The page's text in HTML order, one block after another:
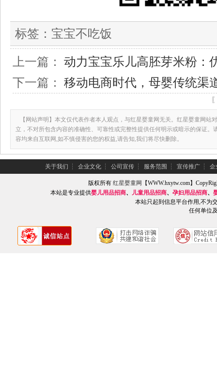
标签： 宝宝不吃饭
上一篇： 动力宝宝乐儿高胚芽米粉：
下一篇： 移动电商时代，母婴传统渠
【网站声明】本文仅代表作者本人观点，与红星婴童网无关。红星婴童网站
立，不对所包含内容的准确性、可靠性或完整性提供任何明示或暗示的保证。
容均来自互联网,如不慎侵害的您的权益,请告知,我们将尽快删除。
关于我们 ┆ 企业文化 ┆ 公司宣传 ┆ 服务范围 ┆ 宣传推广 ┆ 企
版权所有红星婴童网
【WWW.hxytw.com】
本站是专业提供婴儿用品招商、 儿童用品招商、 孕妇用品招商、
本站只起到信息平台作用,不为
任何单位